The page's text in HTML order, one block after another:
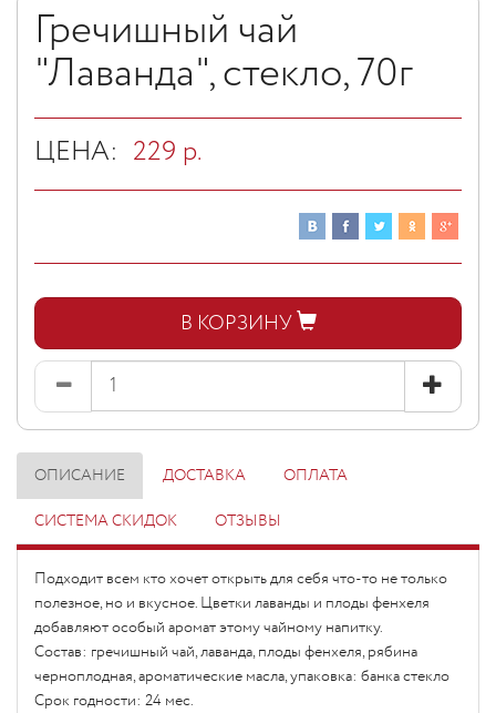
Гречишный чай
"Лаванда", стекло, 70г
ЦЕНА: 229 р.
В КОРЗИНУ
ОПИСАНИЕ ДОСТАВКА ОПЛАТА
СИСТЕМА СКИДОК ОТЗЫВЫ
Подходит всем кто хочет открыть для себя что-то не только
полезное, но и вкусное. Цветки лаванды и плоды фенхеля
добавляют особый аромат этому чайному напитку.
Состав: гречишный чай, лаванда, плоды фенхеля, рябина
черноплодная, ароматические масла, упаковка: банка стекло
Срок годности: 24 мес.